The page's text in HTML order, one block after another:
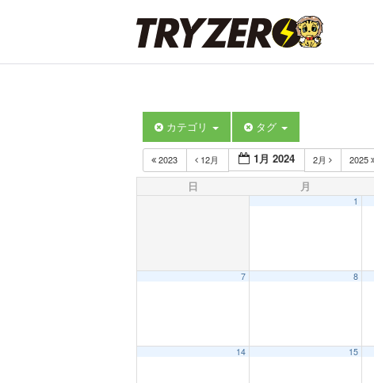
カテゴリ タグ
2023 12月 1月 2024 2月 2025
日 月
1
7 8
14 15